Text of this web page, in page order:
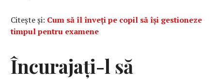
Citește și: Cum să îl înveți pe copil să își gestioneze
timpul pentru examene
Încurajați-l să